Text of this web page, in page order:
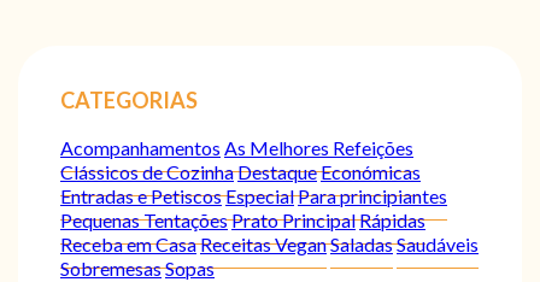
CATEGORIAS
Acompanhamentos As Melhores Refeições
Clássicos de CozinhaDestaqueEconómicas
Entradas e PetiscosEspecialPara principiantes
Pequenas TentaçõesPrato PrincipalRápidas
Receba em CasaReceitas VeganSaladasSaudáveis
SobremesasSopas